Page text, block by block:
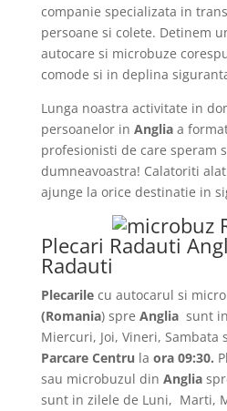
companie specializata in
persoane si colete. Detinem
autocare si microbuze
comode si in deplina
Lunga noastra activitate in
persoanelor in Angliaa
profesionisti de care speram
dumneavoastra! Calatoriti
ajunge la orice destinatie in
Plecari Radauti
Radauti
Plecarilecu autocarul si
(Romania) spre Anglia sunt
Miercuri, Joi, Vineri, Sambata
Parcare Centru la ora 09:30.
sau microbuzul din Anglia
sunt in zilele de Luni, Marti,